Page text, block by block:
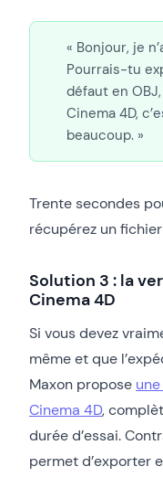
« Bonjour, je
Pourrais-tu
défaut en
Cinema 4D,
beaucoup. »
Trente secondes
récupérez un
Solution 3 : la
Cinema 4D
Si vous devez
même et que
Maxon propose
Cinema 4D,
durée d’essai.
permet d’exporter